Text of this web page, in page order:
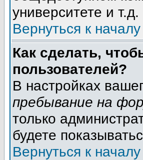
университете и т.д.
Вернуться к началу
Как сделать,
пользователей?
В настройках
пребывание на
только
будете
Вернуться к началу